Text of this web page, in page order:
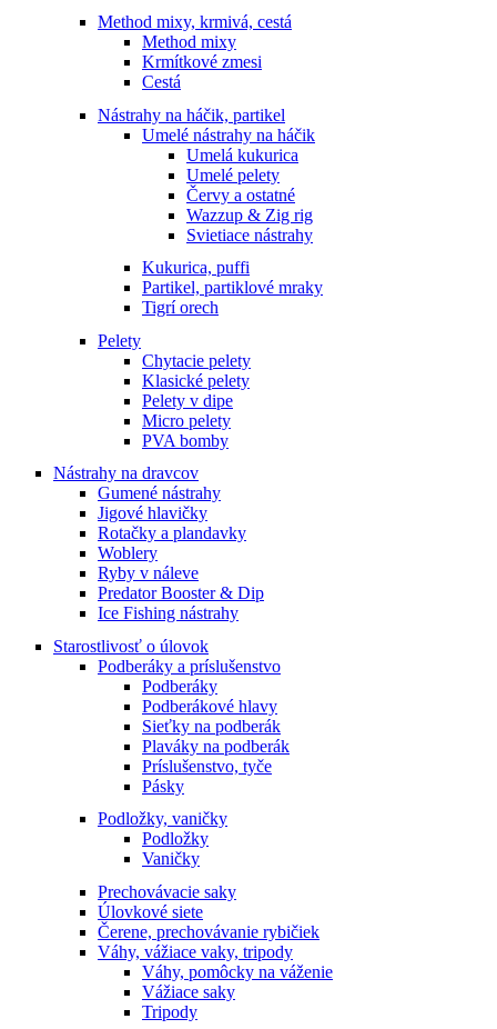
Method mixy, krmivá, cestá
Method mixy
Krmítkové zmesi
Cestá
Nástrahy na háčik, partikel
Umelé nástrahy na háčik
Umelá kukurica
Umelé pelety
Červy a ostatné
Wazzup & Zig rig
Svietiace nástrahy
Kukurica, puffi
Partikel, partiklové mraky
Tigrí orech
Pelety
Chytacie pelety
Klasické pelety
Pelety v dipe
Micro pelety
PVA bomby
Nástrahy na dravcov
Gumené nástrahy
Jigové hlavičky
Rotačky a plandavky
Woblery
Ryby v náleve
Predator Booster & Dip
Ice Fishing nástrahy
Starostlivosť o úlovok
Podberáky a príslušenstvo
Podberáky
Podberákové hlavy
Sieťky na podberák
Plaváky na podberák
Príslušenstvo, tyče
Pásky
Podložky, vaničky
Podložky
Vaničky
Prechovávacie saky
Úlovkové siete
Čerene, prechovávanie rybičiek
Váhy, vážiace vaky, tripody
Váhy, pomôcky na váženie
Vážiace saky
Tripody